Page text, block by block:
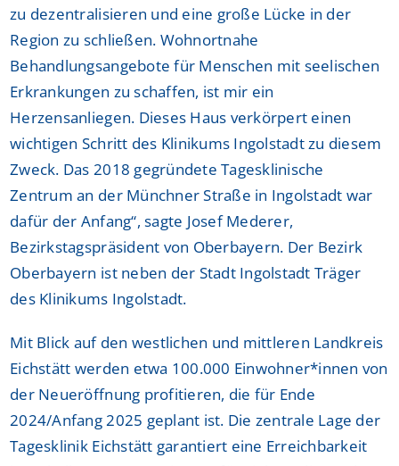
zu dezentralisieren und eine große Lücke in der
Region zu schließen. Wohnortnahe
Behandlungsangebote für Menschen mit seelischen
Erkrankungen zu schaffen, ist mir ein
Herzensanliegen. Dieses Haus verkörpert einen
wichtigen Schritt des Klinikums Ingolstadt zu diesem
Zweck. Das 2018 gegründete Tagesklinische
Zentrum an der Münchner Straße in Ingolstadt war
dafür der Anfang“, sagte Josef Mederer,
Bezirkstagspräsident von Oberbayern. Der Bezirk
Oberbayern ist neben der Stadt Ingolstadt Träger
des Klinikums Ingolstadt.
Mit Blick auf den westlichen und mittleren Landkreis
Eichstätt werden etwa 100.000 Einwohner*innen von
der Neueröffnung profitieren, die für Ende
2024/Anfang 2025 geplant ist. Die zentrale Lage der
Tagesklinik Eichstätt garantiert eine Erreichbarkeit